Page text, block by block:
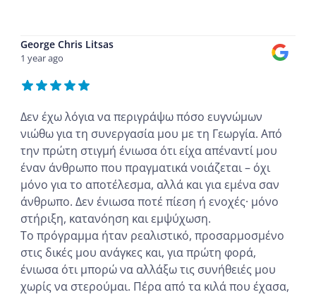
George Chris Litsas
1 year ago
Δεν έχω λόγια να περιγράψω πόσο ευγνώμων
νιώθω για τη συνεργασία μου με τη Γεωργία. Από
την πρώτη στιγμή ένιωσα ότι είχα απέναντί μου
έναν άνθρωπο που πραγματικά νοιάζεται – όχι
μόνο για το αποτέλεσμα, αλλά και για εμένα σαν
άνθρωπο. Δεν ένιωσα ποτέ πίεση ή ενοχές· μόνο
στήριξη, κατανόηση και εμψύχωση.
Το πρόγραμμα ήταν ρεαλιστικό, προσαρμοσμένο
στις δικές μου ανάγκες και, για πρώτη φορά,
ένιωσα ότι μπορώ να αλλάξω τις συνήθειές μου
χωρίς να στερούμαι. Πέρα από τα κιλά που έχασα,